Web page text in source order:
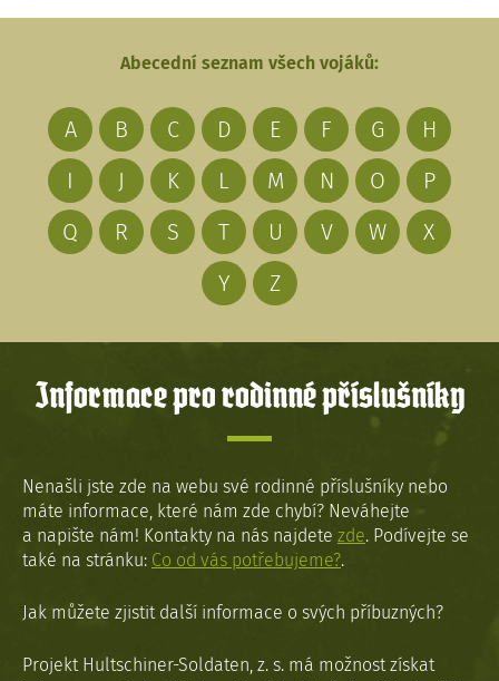
Abecední seznam všech vojáků:
A B C D E F G
H
I
J K L M N O
P
Q
R S T U V W
X
Y
Z
Informace pro rodinné příslušníky
Nenašli jste zde na webu své rodinné příslušníky nebo
máte informace, které nám zde chybí? Neváhejte
a napište nám! Kontakty na nás najdete zde. Podívejte se
také na stránku: Co od vás potřebujeme?.
Jak můžete zjistit další informace o svých příbuzných?
Projekt Hultschiner-Soldaten, z. s. má možnost získat